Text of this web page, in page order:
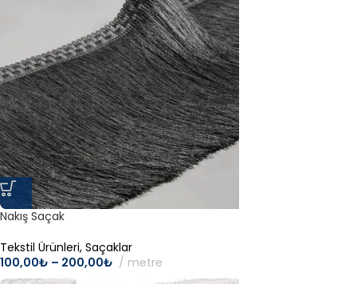
Nakış Saçak
Tekstil Ürünleri, Saçaklar
100,00₺ – 200,00₺ metre